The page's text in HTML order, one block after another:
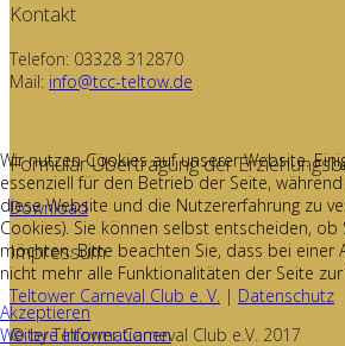
Unsere App
TCC unterwegs
Kontakt
Telefon: 03328 312870
Mail: info@tcc-teltow.de
Formular Übertragung der
Download
Impressum
Teltower Carneval Club e. V. | Datenschutz
© by Teltower Carneval Club e.V. 2017
Wir nutzen Cookies auf unserer Website.
essenziell für den Betrieb der Seite,
diese Website und die Nutzererfahrung zu
Cookies). Sie können selbst entscheiden, ob
möchten. Bitte beachten Sie, dass bei einer
nicht mehr alle Funktionalitäten der Seite
Akzeptieren
Weitere Informationen